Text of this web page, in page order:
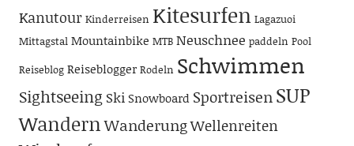
Kanutour Kinderreisen Kitesurfen Lagazuoi
Mittagstal Mountainbike MTB Neuschnee paddeln Pool
Reiseblog Reiseblogger Rodeln Schwimmen
Sightseeing SkiSnowboard SportreisenSUP
WandernWanderungWellenreiten